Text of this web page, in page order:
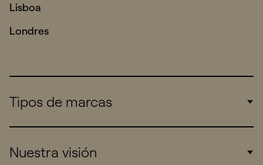
Lisboa
Londres
Tipos de marcas
Consumers
Nuestra visión